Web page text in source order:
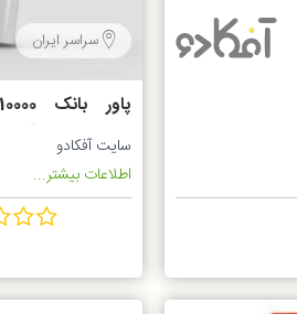
سراسر ایران
Xiaomi مدل POWER BANK 2
سایت آفکادو
اطلاعات بیشتر...